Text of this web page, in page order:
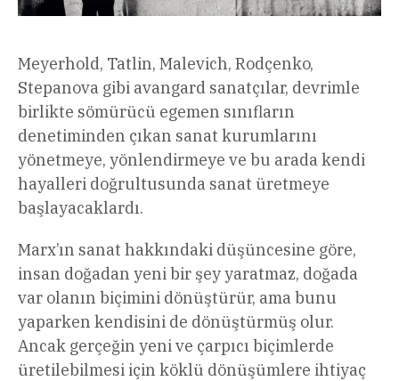
Meyerhold, Tatlin, Malevich, Rodçenko,
Stepanova gibi avangard sanatçılar, devrimle
birlikte sömürücü egemen sınıfların
denetiminden çıkan sanat kurumlarını
yönetmeye, yönlendirmeye ve bu arada kendi
hayalleri doğrultusunda sanat üretmeye
başlayacaklardı.
Marx’ın sanat hakkındaki düşüncesine göre,
insan doğadan yeni bir şey yaratmaz, doğada
var olanın biçimini dönüştürür, ama bunu
yaparken kendisini de dönüştürmüş olur.
Ancak gerçeğin yeni ve çarpıcı biçimlerde
üretilebilmesi için köklü dönüşümlere ihtiyaç